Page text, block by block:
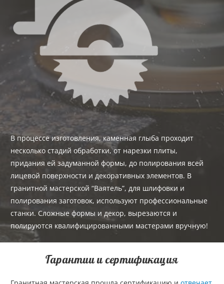
В процессе изготовления, каменная глыба проходит
несколько стадий обработки, от нарезки плиты,
придания ей задуманной формы, до полирования всей
лицевой поверхности и декоративных элементов. В
гранитной мастерской “Ваятель”, для шлифовки и
полирования заготовок, используют профессиональные
станки. Сложные формы и декор, вырезаются и
полируются квалифицированными мастерами вручную!
Гарантии и сертификация